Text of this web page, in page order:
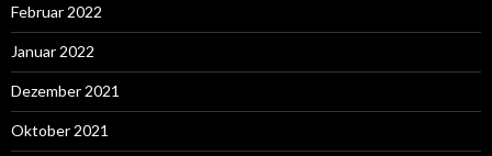
Februar 2022
Januar 2022
Dezember 2021
Oktober 2021